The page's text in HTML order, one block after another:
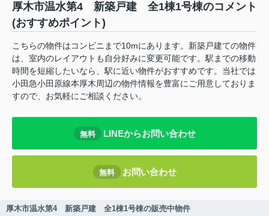
厚木市温水第4 新築戸建 全1棟1号棟のコメント
(おすすめポイント)
こちらの物件はコンビニまで10mにあります。新築戸建ての物件
は、室内のレイアウトも自分好みに変更可能です。駅までの移動
時間を短縮したいなら、駅に近い物件がおすすめです。当社では
小田急小田原線本厚木周辺の物件情報を豊富にご用意しておりま
すので、お気軽にご相談ください。
無料 LINEからお問い合わせ
無料 お問い合わせ
厚木市温水第4 新築戸建 全1棟1号棟の販売中物件